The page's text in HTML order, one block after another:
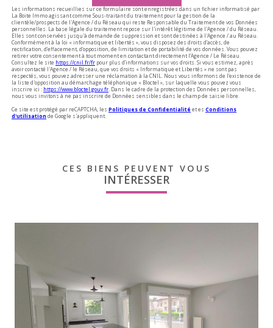
Les informations recueillies sur ce formulaire sont enregistrées dans un fichier informatisé par
La Boite Immo agissant comme Sous-traitant du traitement pour la gestion de la
clientèle/prospects de l'Agence / du Réseau qui reste Responsable du Traitement de vos Données
personnelles. La base légale du traitement repose sur l'intérêt légitime de l'Agence / du Réseau.
Elles sont conservées jusqu'à demande de suppression et sont destinées à l'Agence / au Réseau.
Conformément à la loi « informatique et libertés », vous disposez des droits d’accès, de
rectification, d’effacement, d’opposition, de limitation et de portabilité de vos données. Vous pouvez
retirer votre consentement à tout moment en contactant directement l’Agence / Le Réseau.
Consultez le site https://cnil.fr/fr pour plus d’informations sur vos droits. Si vous estimez, après
avoir contacté l'Agence / le Réseau, que vos droits « Informatique et Libertés » ne sont pas
respectés, vous pouvez adresser une réclamation à la CNIL. Nous vous informons de l’existence de
la liste d'opposition au démarchage téléphonique « Bloctel », sur laquelle vous pouvez vous
inscrire ici : https://www.bloctel.gouv.fr . Dans le cadre de la protection des Données personnelles,
nous vous invitons à ne pas inscrire de Données sensibles dans le champ de saisie libre.
Ce site est protégé par reCAPTCHA, les Politiques de Confidentialité et es Conditions
d'utilisation de Google s'appliquent.
CES BIENS PEUVENT VOUS
INTÉRESSER
voir le bien